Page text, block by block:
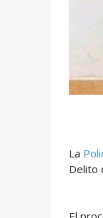
La
Delito